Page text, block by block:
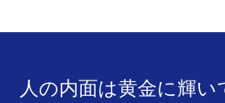
人の内面は黄金に輝い